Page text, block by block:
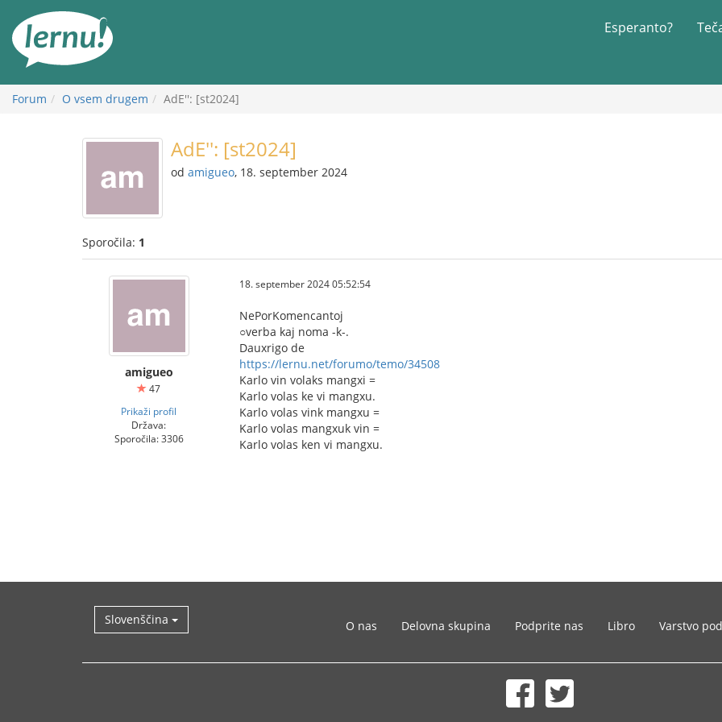
vsebini
Esperanto?
Forum O vsem drugem AdE'': [st2024]
AdE'': [st2024]
od amigueo, 18. september 2024
Sporočila: 1
amigueo
47
Prikaži profil
Država:
Sporočila: 3306
18. september 2024 05:52:54
NePorKomencantoj
○verba kaj noma -k-.
Dauxrigo de
https://lernu.net/forumo/temo/34508
Karlo vin volaks mangxi =
Karlo volas ke vi mangxu.
Karlo volas vink mangxu =
Karlo volas mangxuk vin =
Karlo volas ken vi mangxu.
Slovenščina O nas Delovna skupina Podprite nas Libro Varstvo